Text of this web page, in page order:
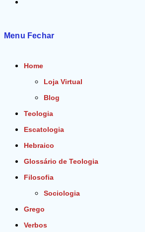
Menu Fechar
Home
Loja Virtual
Blog
Teologia
Escatologia
Hebraico
Glossário de Teologia
Filosofia
Sociologia
Grego
Verbos